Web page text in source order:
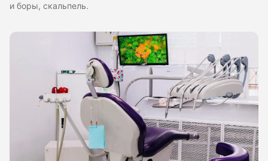
и боры, скальпель.